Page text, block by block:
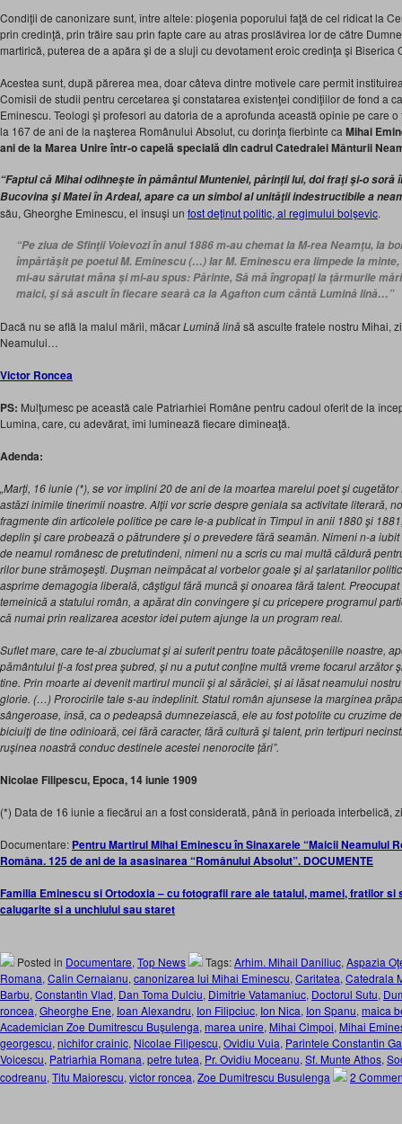
Condiţii de canonizare sunt, între altele: pioşenia poporului faţă de cel ridicat la
prin credinţă, prin trăire sau prin fapte care au atras proslăvirea lor de către
martirică, puterea de a apăra şi de a sluji cu devotament eroic credinţa şi Biserica
Acestea sunt, după părerea mea, doar câteva dintre motivele care permit
Comisii de studii pentru cercetarea şi constatarea existenţei condiţiilor de fond a
Eminescu. Teologi şi profesori au datoria de a aprofunda această opinie pe care
la 167 de ani de la naşterea Românului Absolut, cu dorinţa fierbinte ca Mihai
ani de la Marea Unire într-o capelă specială din cadrul Catedralei Mânturii
“Faptul că Mihai odihneşte în pământul Munteniei, părinţii lui, doi fraţi şi-o soră
Bucovina şi Matei în Ardeal, apare ca un simbol al unităţii indestructibile a
său, Gheorghe Eminescu, el însuşi un fost deţinut politic, al regimului bolşevic.
“Pe ziua de Sfinţii Voievozi în anul 1886 m-au chemat la M-rea Neamţu, la
împărtăşit pe poetul M. Eminescu (…) Iar M. Eminescu era limpede la
mi-au sărutat mâna şi mi-au spus: Părinte, Să mă îngropaţi la ţărmurile
maici, şi să ascult în fiecare seară ca la Agafton cum cântă Lumină lină…”
Dacă nu se află la malul mării, măcarLumină linăsă asculte fratele nostru Mihai,
Neamului…
Victor Roncea
PS: Mulţumesc pe această cale Patriarhiei Române pentru cadoul oferit de la
Lumina, care, cu adevărat, îmi luminează fiecare dimineaţă.
Adenda:
„Marţi, 16 iunie (*), se vor îm­plini 20 de ani de la moartea marelui poet şi
astăzi inimile tinerimii noastre. Alţii vor scrie despre geniala sa activitate literară,
fragmente din articolele politice pe care le-a publicat în Timpul în anii 1880 şi
deplin şi care probează o pătrundere şi o preve­dere fără seamăn. Nimeni n-a
de neamul românesc de pretutindeni, nimeni nu a scris cu mai multă căldură
rilor bune strămoşeşti. Duşman neîmpăcat al vorbelor goale şi al şarlatanilor
asprime demagogia liberală, câştigul fără muncă şi onoarea fără talent.
temeinică a statului ro­mân, a apărat din convingere şi cu pricepere programul
că numai prin realizarea acestor idei putem ajunge la un program real.
Suflet mare, care te-ai zbuciumat şi ai suferit pentru toate păcătoşeniile noastre,
pământului ţi-a fost prea şubred, şi nu a putut conţine multă vreme focarul arzător
ti­ne. Prin moarte ai devenit martirul muncii şi al sărăciei, şi ai lăsat neamului
glorie. (…) Prorocirile tale s-au îndeplinit. Statul român ajunsese la marginea
sângeroase, însă, ca o pe­deapsă dumnezeiască, ele au fost potolite cu cruzime
biciuiţi de tine odinioară, cei fără caracter, fără cultură şi talent, prin tertipuri
ruşinea noastră conduc destinele acestei nenorocite ţări”.
Nicolae Filipescu, Epoca, 14 iunie 1909
(*) Data de 16 iunie a fiecărui an a fost considerată, până în perioada inter­belică,
Documentare: Pentru Martirul Mihai Eminescu în Sinaxarele “Maicii Neamului
Româna. 125 de ani de la asasinarea “Românului Absolut”. DOCUMENTE
Familia Eminescu si Ortodoxia – cu fotografii rare ale tatalui, mamei, fratilor si
calugarite si a unchiului sau staret
Posted in Documentare, Top News Tags:Arhim. Mihail Daniliuc, Aspazia
Romana, Calin Cernaianu, canonizarea lui Mihai Eminescu, Caritatea, Catedrala
Barbu, Constantin Vlad, Dan Toma Dulciu, Dimitrie Vatamaniuc, Doctorul Sutu,
roncea, Gheorghe Ene, Ioan Alexandru, Ion Filipciuc, Ion Nica, Ion Spanu, maica
Academician Zoe Dumitrescu Buşulenga, marea unire, Mihai Cimpoi, Mihai
georgescu, nichifor crainic, Nicolae Filipescu, Ovidiu Vuia, Parintele Constantin
Voicescu, Patriarhia Romana, petre tutea, Pr. Ovidiu Moceanu, Sf. Munte Athos,
codreanu, Titu Maiorescu, victor roncea, Zoe Dumitrescu Busulenga 2